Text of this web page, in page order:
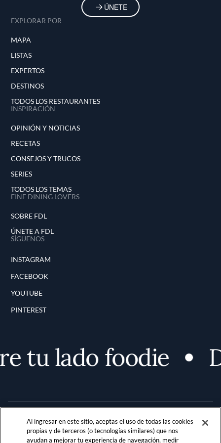
ÚNETE
EXPLORAR POR
MAPA
LISTAS
EXPERTOS
DESTINOS
TODOS LOS RESTAURANTES
INSPIRACIÓN
OPINIÓN Y NOTICIAS
RECETAS
CONSEJOS Y TRUCOS
SERIES
TODOS LOS TEMAS
FINE DINING LOVERS
SOBRE FDL
ÚNETE A FDL
SÍGUENOS
INSTAGRAM
FACEBOOK
YOUTUBE
PINTEREST
tu lado foodie
Al ingresar en este sitio, aceptas el uso de todas las cookies
propias y de terceros (o tecnologías similares) que nos
ayudan a mejorar tu experiencia de navegación, medir